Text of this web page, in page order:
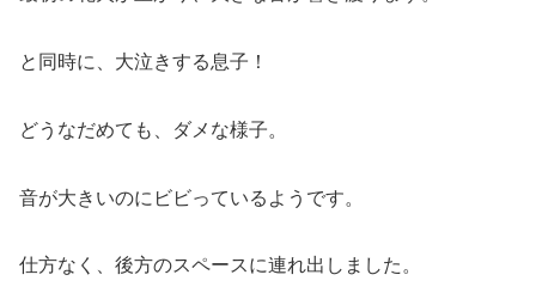
と同時に、大泣きする息子！
どうなだめても、ダメな様子。
音が大きいのにビビっているようです。
仕方なく、後方のスペースに連れ出しました。